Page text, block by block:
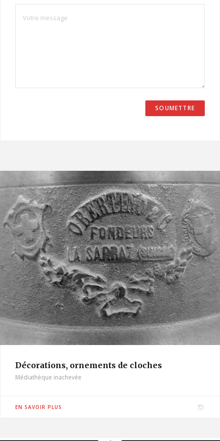
Décorations, ornements de cloches
Médiathèque inachevée
EN SAVOIR PLUS
I